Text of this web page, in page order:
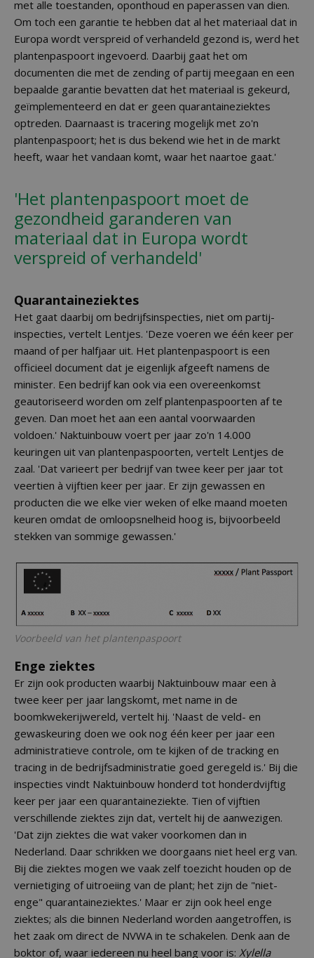
met alle toestanden, oponthoud en paperassen van dien.
Om toch een garantie te hebben dat al het materiaal dat in
Europa wordt verspreid of verhandeld gezond is, werd het
plantenpaspoort ingevoerd. Daarbij gaat het om
documenten die met de zending of partij meegaan en een
bepaalde garantie bevatten dat het materiaal is gekeurd,
geïmplementeerd en dat er geen quarantaineziektes
optreden. Daarnaast is tracering mogelijk met zo'n
plantenpaspoort; het is dus bekend wie het in de markt
heeft, waar het vandaan komt, waar het naartoe gaat.'
'Het plantenpaspoort moet de
gezondheid garanderen van
materiaal dat in Europa wordt
verspreid of verhandeld'
Quarantaineziektes
Het gaat daarbij om bedrijfsinspecties, niet om partij-
inspecties, vertelt Lentjes. 'Deze voeren we één keer per
maand of per halfjaar uit. Het plantenpaspoort is een
officieel document dat je eigenlijk afgeeft namens de
minister. Een bedrijf kan ook via een overeenkomst
geautoriseerd worden om zelf plantenpaspoorten af te
geven. Dan moet het aan een aantal voorwaarden
voldoen.' Naktuinbouw voert per jaar zo'n 14.000
keuringen uit van plantenpaspoorten, vertelt Lentjes de
zaal. 'Dat varieert per bedrijf van twee keer per jaar tot
veertien à vijftien keer per jaar. Er zijn gewassen en
producten die we elke vier weken of elke maand moeten
keuren omdat de omloopsnelheid hoog is, bijvoorbeeld
stekken van sommige gewassen.'
Voorbeeld van het plantenpaspoort
Enge ziektes
Er zijn ook producten waarbij Naktuinbouw maar een à
twee keer per jaar langskomt, met name in de
boomkwekerijwereld, vertelt hij. 'Naast de veld- en
gewaskeuring doen we ook nog één keer per jaar een
administratieve controle, om te kijken of de tracking en
tracing in de bedrijfsadministratie goed geregeld is.' Bij die
inspecties vindt Naktuinbouw honderd tot honderdvijftig
keer per jaar een quarantaineziekte. Tien of vijftien
verschillende ziektes zijn dat, vertelt hij de aanwezigen.
'Dat zijn ziektes die wat vaker voorkomen dan in
Nederland. Daar schrikken we doorgaans niet heel erg van.
Bij die ziektes mogen we vaak zelf toezicht houden op de
vernietiging of uitroeiing van de plant; het zijn de "niet-
enge" quarantaineziektes.' Maar er zijn ook heel enge
ziektes; als die binnen Nederland worden aangetroffen, is
het zaak om direct de NVWA in te schakelen. Denk aan de
boktor of, waar iedereen nu heel bang voor is: Xylella